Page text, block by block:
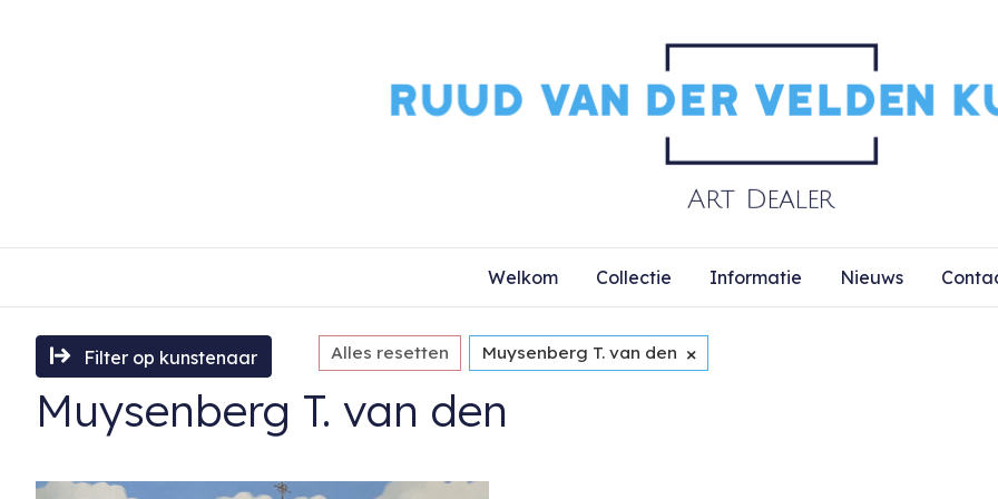
Welkom Collectie Informatie Nieuws
Filter op kunstenaar Alles resetten Muysenberg T. van den ×
Muysenberg T. van den